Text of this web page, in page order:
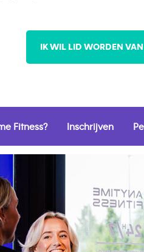
IK WIL LID WORDEN
Fitness? Inschrijven